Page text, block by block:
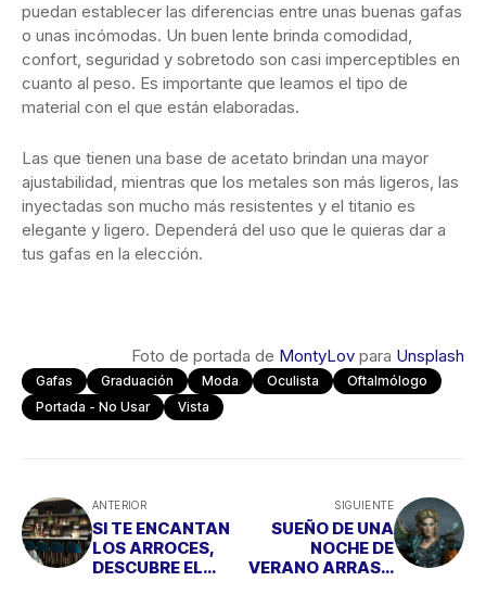
puedan establecer las diferencias entre unas buenas gafas
o unas incómodas. Un buen lente brinda comodidad,
confort, seguridad y sobretodo son casi imperceptibles en
cuanto al peso. Es importante que leamos el tipo de
material con el que están elaboradas.
Las que tienen una base de acetato brindan una mayor
ajustabilidad, mientras que los metales son más ligeros, las
inyectadas son mucho más resistentes y el titanio es
elegante y ligero. Dependerá del uso que le quieras dar a
tus gafas en la elección.
Foto de portada de MontyLov para Unsplash
Gafas Graduación Moda Oculista
Oftalmólogo
Portada - No Usar
Vista
ANTERIOR
SI TE ENCANTAN
LOS ARROCES,
DESCUBRE EL
SIGUIENTE
SUEÑO DE UNA
NOCHE DE
VERANO ARRASA